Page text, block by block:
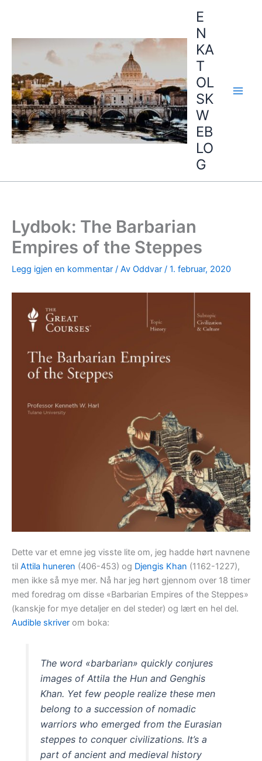
E
N
KA
T
OL
SK
W
EB
LO
G
Lydbok: The Barbarian
Empires of the Steppes
Legg igjen en kommentar / Av Oddvar / 1. februar, 2020
Dette var et emne jeg visste lite om, jeg hadde hørt navnene
til Attila huneren (406-453) og Djengis Khan (1162-1227),
men ikke så mye mer. Nå har jeg hørt gjennom over 18 timer
med foredrag om disse «Barbarian Empires of the Steppes»
(kanskje for mye detaljer en del steder) og lært en hel del.
Audible skriver om boka:
The word «barbarian» quickly conjures
images of Attila the Hun and Genghis
Khan. Yet few people realize these men
belong to a succession of nomadic
warriors who emerged from the Eurasian
steppes to conquer civilizations. It’s a
part of ancient and medieval history